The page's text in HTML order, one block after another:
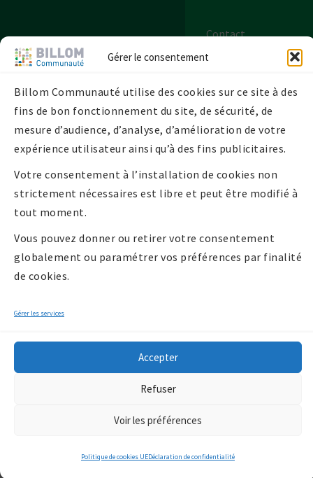
Gérer le consentement
Billom Communauté utilise des cookies sur ce site à des
fins de bon fonctionnement du site, de sécurité, de
mesure d’audience, d’analyse, d’amélioration de votre
expérience utilisateur ainsi qu’à des fins publicitaires.
Votre consentement à l’installation de cookies non
strictement nécessaires est libre et peut être modifié à
tout moment.
Vous pouvez donner ou retirer votre consentement
globalement ou paramétrer vos préférences par finalité
de cookies.
Gérer les services
Accepter
Refuser
Voir les préférences
Politique de cookies UEDéclaration de confidentialité
Contact
Plan de site
Politique de
confidentialité
Politique de
cookies UE
Copyright 2026 -